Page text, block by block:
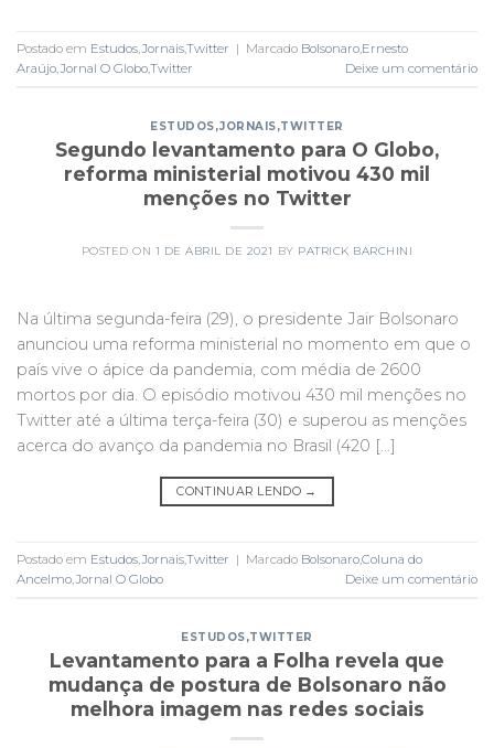
Postado em Estudos JornaisTwitter | Marcado Bolsonaro Ernesto
Araújo Jornal O GloboTwitter Deixe um comentário
ESTUDOS,JORNAIS,TWITTER
Segundo levantamento para O Globo,
reforma ministerial motivou 430 mil
menções no Twitter
POSTED ON 1 DE ABRIL DE 2021 BY PATRICK BARCHINI
Na última segunda-feira (29), o presidente Jair Bolsonaro
anunciou uma reforma ministerial no momento em que o
país vive o ápice da pandemia, com média de 2600
mortos por dia. O episódio motivou 430 mil menções no
Twitter até a última terça-feira (30) e superou as menções
acerca do avanço da pandemia no Brasil (420 […]
CONTINUAR LENDO →
Postado em Estudos,Jornais,Twitter | Marcado Bolsonaro,Coluna do
Ancelmo,Jornal O Globo Deixe um comentário
ESTUDOS,TWITTER
Levantamento para a Folha revela que
mudança de postura de Bolsonaro não
melhora imagem nas redes sociais